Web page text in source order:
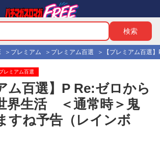
プレミアム プレミアム百選 【プレミアム百選
レミアム百選
ム百選】P Re:ゼロから
界生活 ＜通常時＞鬼
すね予告（レインボ